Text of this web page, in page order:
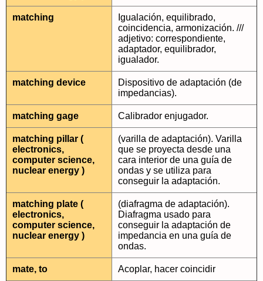
matching
Igualación, equilibrado,
coincidencia, armonización. ///
adjetivo: correspondiente,
adaptador, equilibrador,
igualador.
matching device
Dispositivo de adaptación (de
impedancias).
matching gage Calibrador enjugador.
matching pillar (
electronics,
computer science,
nuclear energy )
(varilla de adaptación). Varilla
que se proyecta desde una
cara interior de una guía de
ondas y se utiliza para
conseguir la adaptación.
matching plate (
electronics,
computer science,
nuclear energy )
(diafragma de adaptación).
Diafragma usado para
conseguir la adaptación de
impedancia en una guía de
ondas.
mate, to Acoplar, hacer coincidir